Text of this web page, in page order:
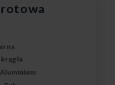
Aluminium